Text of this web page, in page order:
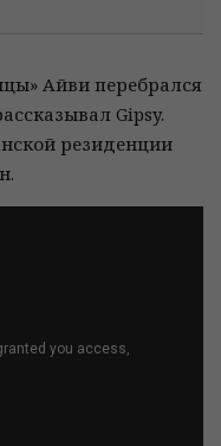
Айви перебрался
Gipsy.
резиденции